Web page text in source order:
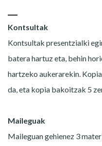
Kontsultak
Kontsultak presentzialki
batera hartuz eta, behin
hartzeko aukerarekin.
da, eta kopia bakoitzak 5
Maileguak
Maileguan gehienez 3